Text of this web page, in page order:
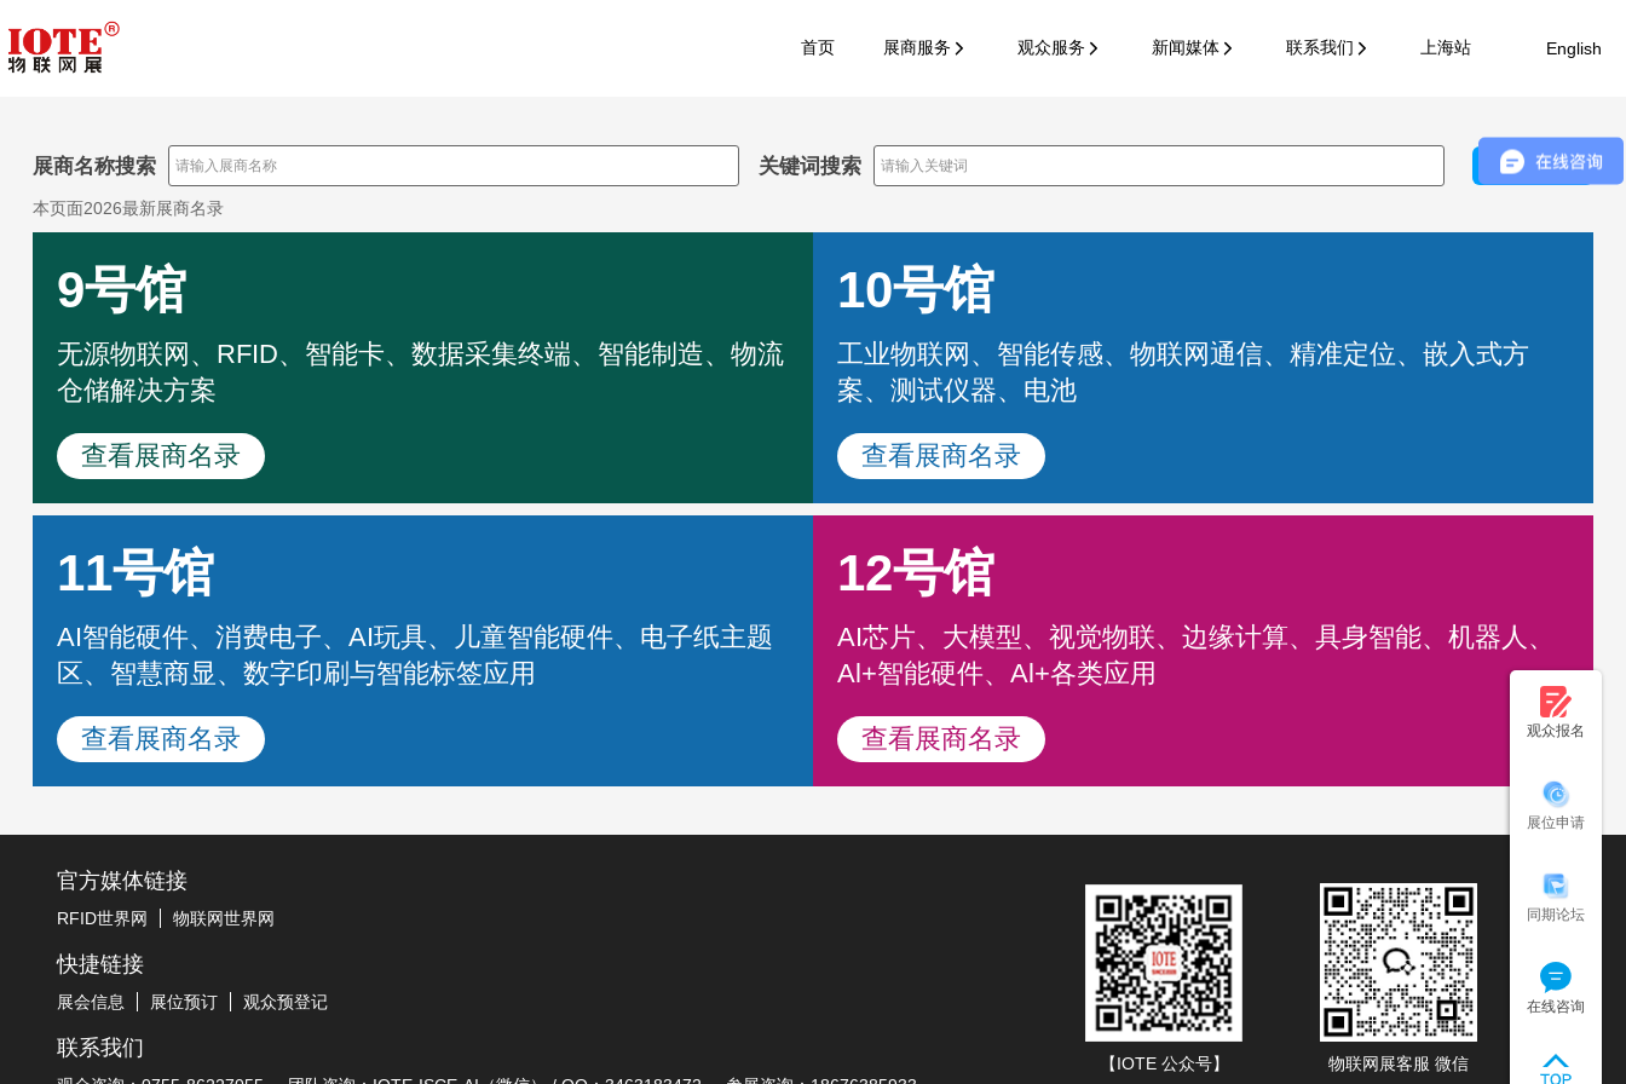
首页 展商服务 观众服务 新闻媒体 联系我们 上海站 English
展商名称搜索 关键词搜索 搜索
本页面2026最新展商名录
9号馆
无源物联网、RFID、智能卡、数据采集终端、智能制造、物流
仓储解决方案
查看展商名录
10号馆
工业物联网、智能传感、物联网通信、精准定位、嵌入式方
案、测试仪器、电池
查看展商名录
11号馆
AI智能硬件、消费电子、AI玩具、儿童智能硬件、电子纸主题
区、智慧商显、数字印刷与智能标签应用
查看展商名录
12号馆
AI芯片、大模型、视觉物联、边缘计算、具身智能、机器人、
Al+智能硬件、Al+各类应用
查看展商名录
官方媒体链接
RFID世界网 物联网世界网
快捷链接
展会信息 展位预订 观众预登记
联系我们
【IOTE 公众号】 物联网展客服 微信
观众报名
展位申请
同期论坛
在线咨询